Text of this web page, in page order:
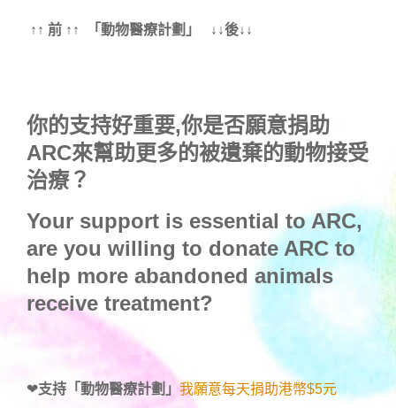
↑↑ 前 ↑↑ 「動物醫療計劃」 ↓↓後↓↓
你的支持好重要,你是否願意捐助
ARC來幫助更多的被遺棄的動物接受
治療？
Your support is essential to ARC,
are you willing to donate ARC to
help more abandoned animals
receive treatment?
❤支持「動物醫療計劃」 我願意每天捐助港幣$5元